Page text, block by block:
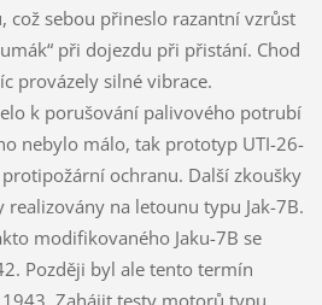
což sebou přineslo razantní vzrůst
při dojezdu při přistání. Chod
provázely silné vibrace.
k porušování palivového potrubí
nebylo málo, tak prototyp UTI-26-
ochranu. Další zkoušky
na letounu typu Jak-7B.
modifikovaného Jaku-7B se
Později byl ale tento termín